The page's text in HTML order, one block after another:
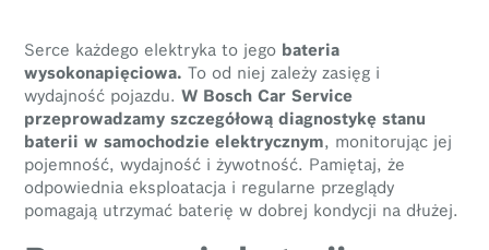
Serce każdego elektryka to jego bateria
wysokonapięciowa. To od niej zależy zasięg i
wydajność pojazdu. W Bosch Car Service
przeprowadzamy szczegółową diagnostykę stanu
baterii w samochodzie elektrycznym, monitorując jej
pojemność, wydajność i żywotność. Pamiętaj, że
odpowiednia eksploatacja i regularne przeglądy
pomagają utrzymać baterię w dobrej kondycji na dłużej.